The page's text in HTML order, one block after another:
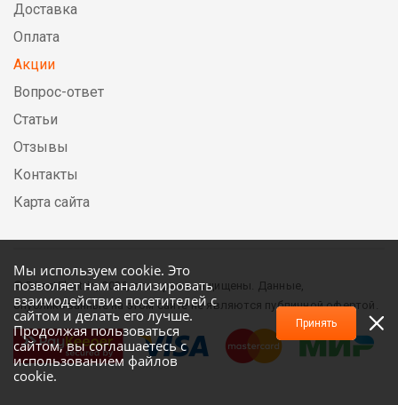
Мы используем cookie. Это
позволяет нам анализировать
взаимодействие посетителей с
сайтом и делать его лучше.
Продолжая пользоваться
сайтом, вы соглашаетесь с
использованием файлов
cookie.
Принять
Доставка
Оплата
Акции
Вопрос-ответ
Статьи
Отзывы
Контакты
Карта сайта
© DirectElectric, 2026, все права защищены. Данные,
опубликованные на этом сайте не являются публичной офертой.